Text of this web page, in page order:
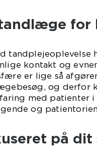
for
tandplejeoplevelse
kontakt og
er lige så
og derfor
med patienter
og
på